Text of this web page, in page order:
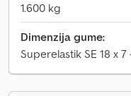
1.600 kg
Dimenzija gume:
Superelastik SE 18 x